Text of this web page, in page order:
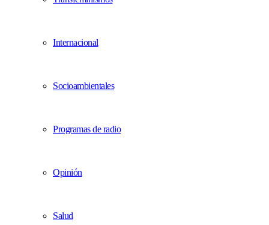
Internacional
Socioambientales
Programas de radio
Opinión
Salud